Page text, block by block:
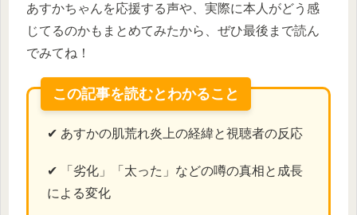
あすかちゃんを応援する声や、実際に本人がどう感
じてるのかもまとめてみたから、ぜひ最後まで読ん
でみてね！
この記事を読むとわかること
✔ あすかの肌荒れ炎上の経緯と視聴者の反応
✔ 「劣化」「太った」などの噂の真相と成長
による変化